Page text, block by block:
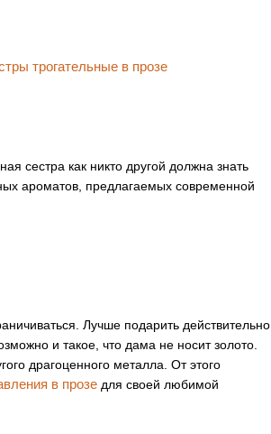
сестра как никто другой должна знать
ароматов, предлагаемых современной
Лучше подарить действительно
и такое, что дама не носит золото.
драгоценного металла. От этого
в прозе для своей любимой